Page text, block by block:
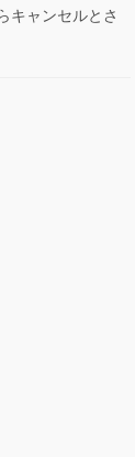
キャンセルとさ